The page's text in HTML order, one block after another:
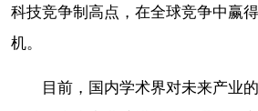
科技竞争制高点，在全球竞争中赢
机。
目前，国内学术界对未来产业